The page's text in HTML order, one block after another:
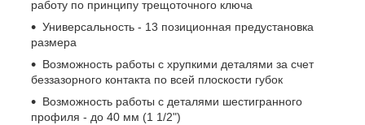
работу по принципу трещоточного ключа
Универсальность - 13 позиционная предустановка
размера
Возможность работы с хрупкими деталями за счет
беззазорного контакта по всей плоскости губок
Возможность работы с деталями шестигранного
профиля - до 40 мм (1 1/2")